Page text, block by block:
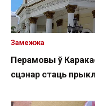
Перамовы ў
сцэнар стаць
Замежжа